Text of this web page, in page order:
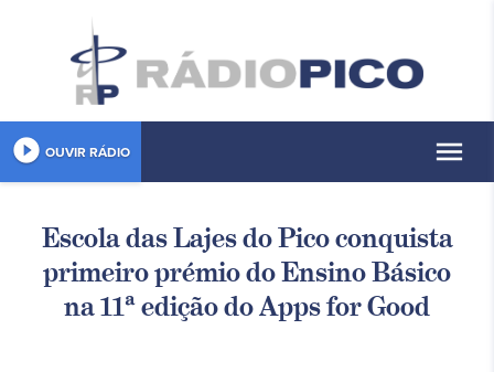
play_circle_filled OUVIR RÁDIO menu
Escola das Lajes do Pico conquista
primeiro prémio do Ensino Básico
na 11ª edição do Apps for Good